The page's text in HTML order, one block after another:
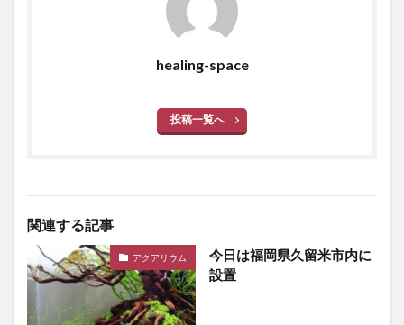
healing-space
投稿一覧へ
関連する記事
アクアリウム
今日は福岡県久留米市内に
設置